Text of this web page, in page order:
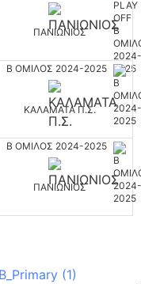
ΠΑΝΙΩΝΙΟΣ
Β ΟΜΙΛΟΣ 2024-2025
ΚΑΛΑΜΑΤΑ Π.Σ.
Β ΟΜΙΛΟΣ 2024-2025
ΠΑΝΙΩΝΙΟΣ